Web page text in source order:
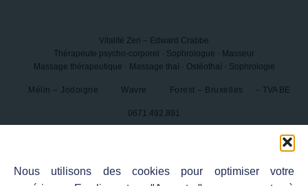
Nous utilisons des cookies pour optimiser votre
Vitalité Zen – Edward Crabbe
Thérapeute psycho-corporel · Sophrologue · Masseur
Massage thérapeutique · Massage thaï · Ostéothaï · Sophrologie
Mélin – Jodoigne Wavre Forest – Bruxelles – TVA BE
0671.492.891
- Tous droits réservés.
Sitemap - Politique de confidentialité -